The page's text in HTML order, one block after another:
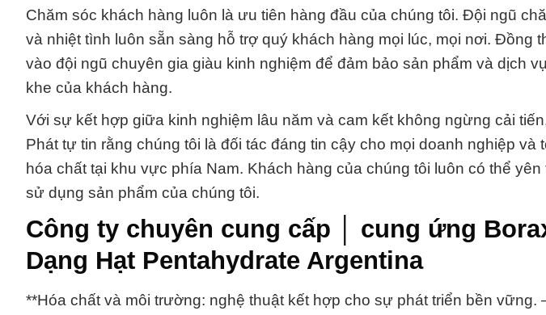
Chăm sóc khách hàng luôn là ưu tiên hàng đầu của chúng tôi. Đội ngũ
và nhiệt tình luôn sẵn sàng hỗ trợ quý khách hàng mọi lúc, mọi nơi. Đồng
vào đội ngũ chuyên gia giàu kinh nghiệm để đảm bảo sản phẩm và dịch
khe của khách hàng.
Với sự kết hợp giữa kinh nghiệm lâu năm và cam kết không ngừng cải
Phát tự tin rằng chúng tôi là đối tác đáng tin cậy cho mọi doanh nghiệp
hóa chất tại khu vực phía Nam. Khách hàng của chúng tôi luôn có thể
sử dụng sản phẩm của chúng tôi.
Công ty chuyên cung cấp │ cung ứng
Dạng Hạt Pentahydrate Argentina
**Hóa chất và môi trường: nghệ thuật kết hợp cho sự phát triển bền vững.